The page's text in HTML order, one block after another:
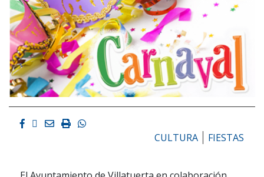
Facebook
Twitter
EmailImprimirWhatsapp
CULTURA
FIESTAS